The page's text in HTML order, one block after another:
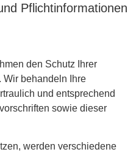
Pflicht­informationen
den Schutz Ihrer
Wir behandeln Ihre
und entsprechend
sowie dieser
werden verschiedene